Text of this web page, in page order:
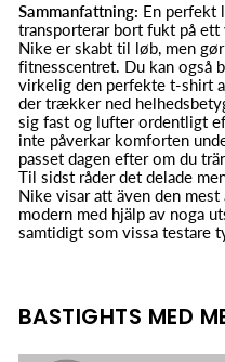
Sammanfattning: En perfekt
transporterar bort fukt på
Nike er skabt til løb, men
fitnesscentret. Du kan også
virkelig den perfekte t-shirt
der trækker ned
sig fast og lufter ordentligt
inte påverkar komforten
passet dagen efter om du
Til sidst råder det delade
Nike visar att även den mest
modern med hjälp av noga
samtidigt som vissa testare
BASTIGHTS MED